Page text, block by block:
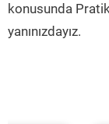
konusunda
yanınızdayız.